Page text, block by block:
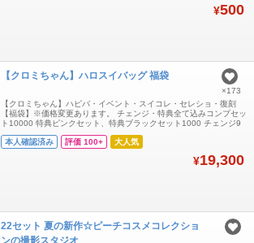
¥500
【クロミちゃん】ハロスイバッグ 福袋
【クロミちゃん】ハピバ・イベント・スイコレ・セレショ・復刻
【福袋】※価格変更あります。 チェンジ・特典全て込みコンプセッ
ト10000 特典ピンクセット、特典ブラックセット1000 チェンジ9
フィルターデッキ1000 SRレイヤードフレーム1200 SRセレクトリ
本人確認済み 評価 100+ 大人気
¥19,300
×173
22セット 夏の新作☆ピーチコスメコレクショ
ンの撮影スタジオ